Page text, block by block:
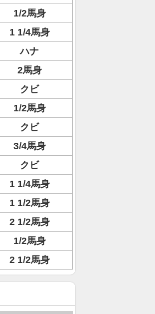
1/2馬身
1 1/4馬身
ハナ
2馬身
クビ
1/2馬身
クビ
3/4馬身
クビ
1 1/4馬身
1 1/2馬身
2 1/2馬身
1/2馬身
2 1/2馬身